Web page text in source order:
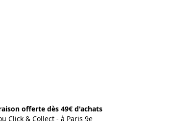
offerte dès 49€ d'achats
Click & Collect - à Paris 9e